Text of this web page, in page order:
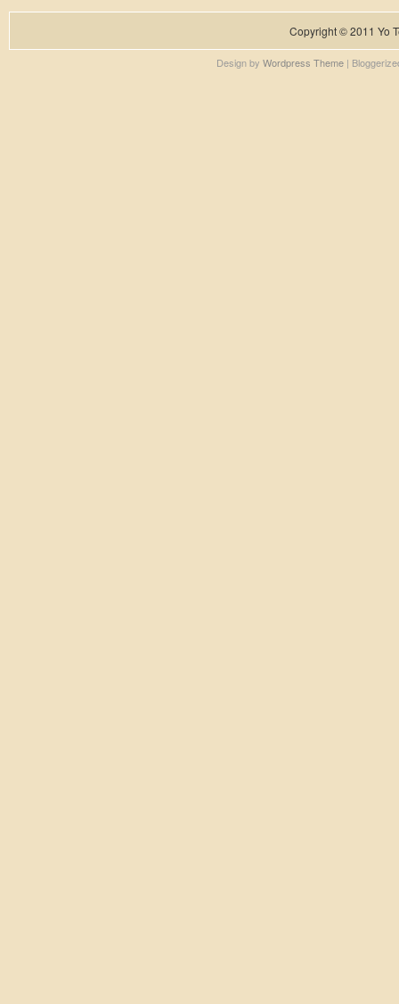
Copyright © 2011 Yo
Design by Wordpress Theme|